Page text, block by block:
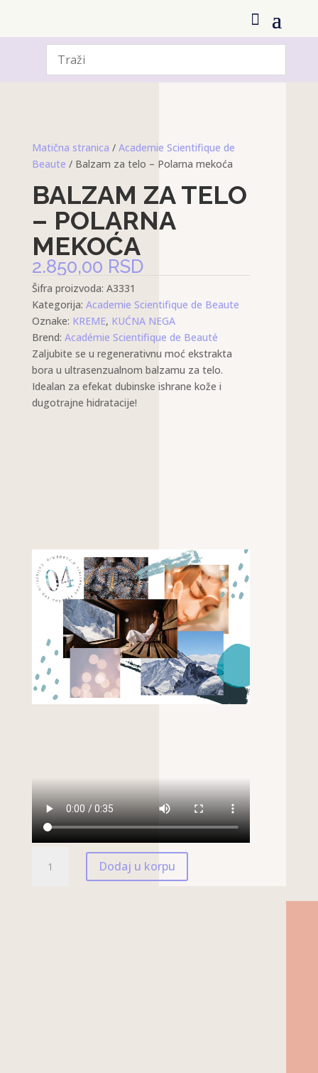
Matična stranica / Academie Scientifique de
Beaute / Balzam za telo – Polarna mekoća
BALZAM ZA TELO
– POLARNA
MEKOĆA
2.850,00 RSD
Šifra proizvoda: A3331
Kategorija: Academie Scientifique de Beaute
Oznake: KREME, KUĆNA NEGA
Brend: Académie Scientifique de Beauté
Zaljubite se u regenerativnu moć ekstrakta
bora u ultrasenzualnom balzamu za telo.
Idealan za efekat dubinske ishrane kože i
dugotrajne hidratacije!
Dodaj u korpu